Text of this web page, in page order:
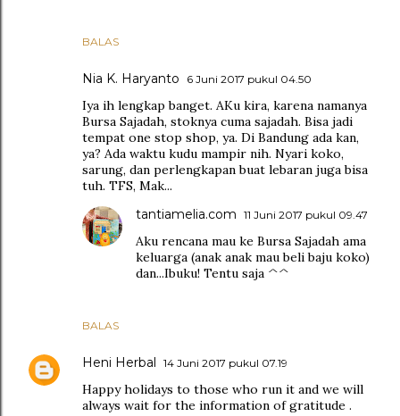
BALAS
Nia K. Haryanto 6 Juni 2017 pukul 04.50
Iya ih lengkap banget. AKu kira, karena namanya
Bursa Sajadah, stoknya cuma sajadah. Bisa jadi
tempat one stop shop, ya. Di Bandung ada kan,
ya? Ada waktu kudu mampir nih. Nyari koko,
sarung, dan perlengkapan buat lebaran juga bisa
tuh. TFS, Mak...
BALAS
tantiamelia.com 11 Juni 2017 pukul 09.47
Aku rencana mau ke Bursa Sajadah ama
keluarga (anak anak mau beli baju koko)
dan...Ibuku! Tentu saja ^^
Heni Herbal 14 Juni 2017 pukul 07.19
Happy holidays to those who run it and we will
always wait for the information of gratitude .